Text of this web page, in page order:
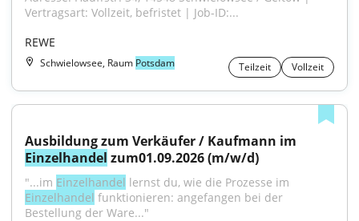
Vertragsart: Vollzeit, befristet | Job-ID:...
REWE
Schwielowsee, Raum Potsdam Teilzeit Vollzeit
Einzelhandel zum01.09.2026 (m/w/d)
"...im Einzelhandel
Einzelhandel funktionieren: angefangen bei der
Bestellung der Ware..."